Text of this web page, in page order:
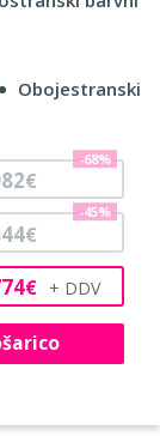
Obojestranski
€
€
-45%
€
-68%